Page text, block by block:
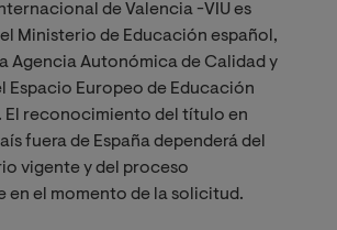
de Valencia -VIU es
Ministerio de Educación español,
Agencia Autonómica de Calidad y
Espacio Europeo de Educación
El reconocimiento del título en
fuera de España dependerá del
vigente y del proceso
en el momento de la solicitud.